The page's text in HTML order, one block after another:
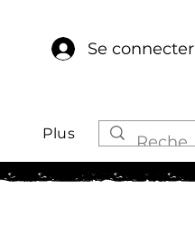
Se connecter
Plus